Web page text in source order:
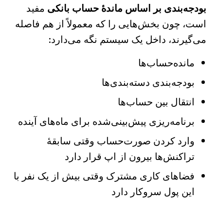
بودجه‌بندی بر اساس ماندهٔ حساب بانکی مفید
است، چون بخش‌هایی را که معمولاً از هم فاصله
می‌گیرند، داخل یک سیستم نگه می‌دارد:
مانده‌حساب‌ها
بودجه‌بندی دسته‌بندی‌ها
انتقال بین حساب‌ها
برنامه‌ریزی پیش‌بینی‌شده برای ماه‌های آینده
وارد کردن صورت‌حساب وقتی سابقهٔ
تراکنش‌ها بیرون از اپ قرار دارد
فضاهای کاری مشترک وقتی بیش از یک نفر با
این پول سروکار دارد